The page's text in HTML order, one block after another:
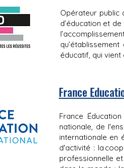
Opérateur public
d’éducation et
éducatif, qui
France
France
nationale, de
internationale en
d'activité : la
professionnelle